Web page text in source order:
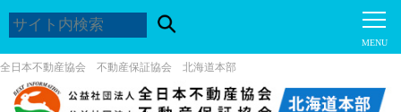
全日本不動産協会 不動産保証協会 北海道本部